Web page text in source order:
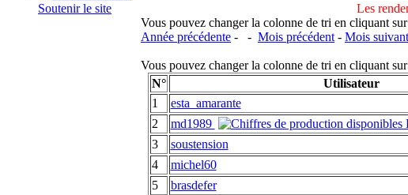
Soutenir le site
Les
Vous pouvez changer la colonne de tri en cliquant
Année précédente - - Mois précédent - Mois suivant
Vous pouvez changer la colonne de tri en cliquant
N°
Utilisateur
1
esta_amarante
2
md1989
3
soustension
4
michel60
5
brasdefer